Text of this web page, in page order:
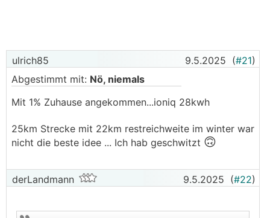
ulrich85 9.5.2025 (#21)
Abgestimmt mit: Nö, niemals
Mit 1% Zuhause angekommen...ioniq 28kwh
25km Strecke mit 22km restreichweite im winter war
nicht die beste idee ... Ich hab geschwitzt 🙃
derLandmann 9.5.2025 (#22)